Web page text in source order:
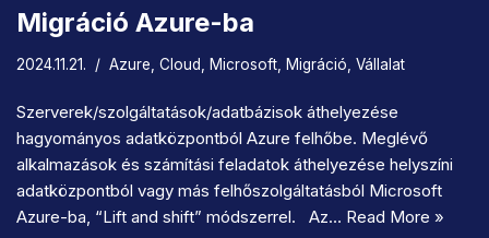
Migráció Azure-ba
2024.11.21. Azure, Cloud, Microsoft, Migráció, Vállalat
Szerverek/szolgáltatások/adatbázisok áthelyezése
hagyományos adatközpontból Azure felhőbe. Meglévő
alkalmazások és számítási feladatok áthelyezése helyszíni
adatközpontból vagy más felhőszolgáltatásból Microsoft
Azure-ba, “Lift and shift” módszerrel. Az… Read More »